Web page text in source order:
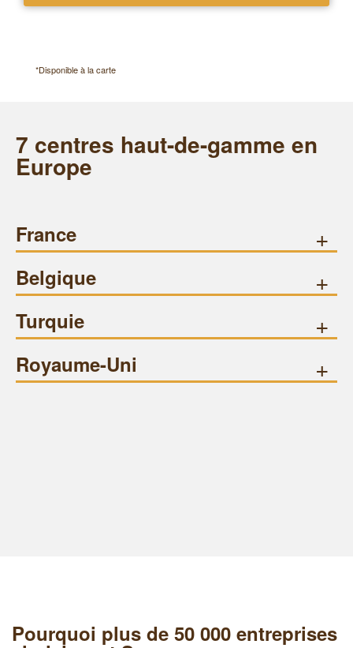
*Disponible à la carte
7 centres haut-de-gamme en
Europe
France +
Belgique +
Turquie +
Royaume-Uni +
Pourquoi plus de 50 000 entreprises